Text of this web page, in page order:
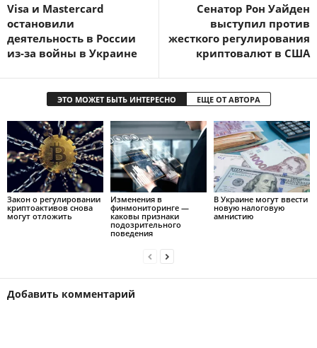
Visa и Mastercard
остановили
деятельность в России
из-за войны в Украине
Сенатор Рон Уайден
выступил против
жесткого регулирования
криптовалют в США
ЭТО МОЖЕТ БЫТЬ ИНТЕРЕСНО ЕЩЕ ОТ АВТОРА
Закон о регулировании
криптоактивов снова
могут отложить
Изменения в
финмониторинге —
каковы признаки
подозрительного
поведения
В Украине могут ввести
новую налоговую
амнистию
Добавить комментарий